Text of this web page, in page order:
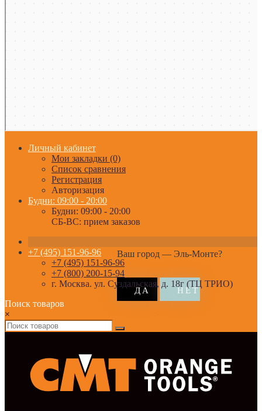
Личный кабинет
Мои закладки (0)
Список сравнения
Регистрация
Авторизация
Будни: 09:00 - 20:00
Будни: 09:00 - 20:00
СБ-ВС: прием заказов
Ваш город — Эль-Монте?
+7 (495) 151-96-96
+7 (495) 151-96-96
+7 (800) 200-15-94
г. Москва. ул. Суздальская, д. 18г (ТЦ ТРИО)
Поиск товаров
×